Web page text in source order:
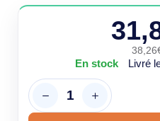
En stock Livré